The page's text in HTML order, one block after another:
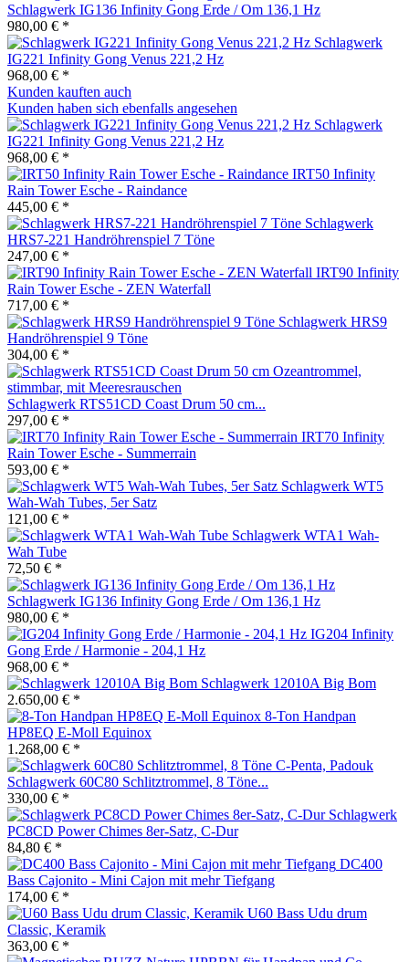
Schlagwerk IG136 Infinity Gong Erde / Om 136,1 Hz
980,00 € *
Schlagwerk
IG221 Infinity Gong Venus 221,2 Hz
968,00 € *
Kunden kauften auch
Kunden haben sich ebenfalls angesehen
Schlagwerk
IG221 Infinity Gong Venus 221,2 Hz
968,00 € *
IRT50 Infinity
Rain Tower Esche - Raindance
445,00 € *
Schlagwerk
HRS7-221 Handröhrenspiel 7 Töne
247,00 € *
IRT90 Infinity
Rain Tower Esche - ZEN Waterfall
717,00 € *
Schlagwerk HRS9
Handröhrenspiel 9 Töne
304,00 € *
Schlagwerk RTS51CD Coast Drum 50 cm...
297,00 € *
IRT70 Infinity
Rain Tower Esche - Summerrain
593,00 € *
Schlagwerk WT5
Wah-Wah Tubes, 5er Satz
121,00 € *
Schlagwerk WTA1 Wah-
Wah Tube
72,50 € *
Schlagwerk IG136 Infinity Gong Erde / Om 136,1 Hz
980,00 € *
IG204 Infinity
Gong Erde / Harmonie - 204,1 Hz
968,00 € *
Schlagwerk 12010A Big Bom
2.650,00 € *
8-Ton Handpan
HP8EQ E-Moll Equinox
1.268,00 € *
Schlagwerk 60C80 Schlitztrommel, 8 Töne...
330,00 € *
Schlagwerk
PC8CD Power Chimes 8er-Satz, C-Dur
84,80 € *
DC400
Bass Cajonito - Mini Cajon mit mehr Tiefgang
174,00 € *
U60 Bass Udu drum
Classic, Keramik
363,00 € *